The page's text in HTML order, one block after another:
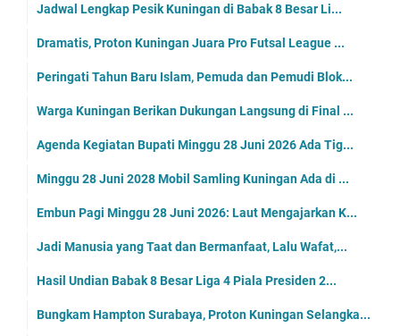
Jadwal Lengkap Pesik Kuningan di Babak 8 Besar Li...
Dramatis, Proton Kuningan Juara Pro Futsal League ...
Peringati Tahun Baru Islam, Pemuda dan Pemudi Blok...
Warga Kuningan Berikan Dukungan Langsung di Final ...
Agenda Kegiatan Bupati Minggu 28 Juni 2026 Ada Tig...
Minggu 28 Juni 2028 Mobil Samling Kuningan Ada di ...
Embun Pagi Minggu 28 Juni 2026: Laut Mengajarkan K...
Jadi Manusia yang Taat dan Bermanfaat, Lalu Wafat,...
Hasil Undian Babak 8 Besar Liga 4 Piala Presiden 2...
Bungkam Hampton Surabaya, Proton Kuningan Selangka...